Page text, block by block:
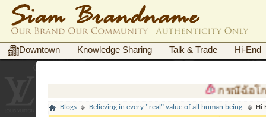
Downtown Knowledge Sharing Talk & Trade Hi-End
กรณีฉ้อโกงต้อง
Blogs Believing in every ''real" value of all human being. Hi